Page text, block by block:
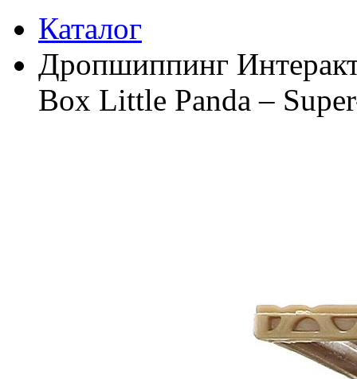
Каталог
Дропшиппинг
Box Little Panda –